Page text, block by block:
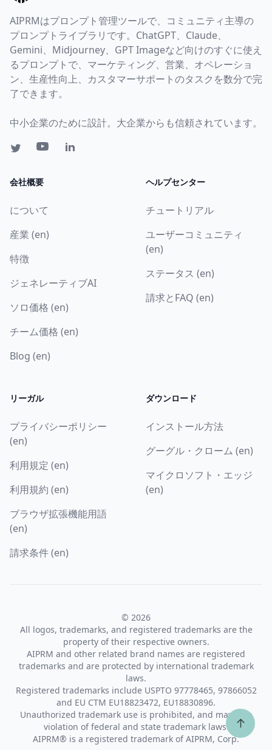
AIPRMはプロンプト管理ツールで、コミュニティ主導の
プロンプトライブラリです。ChatGPT、Claude、
Gemini、Midjourney、GPT Imageなど向けのすぐに使え
るプロンプトで、マーケティング、営業、オペレーショ
ン、生産性向上、カスタマーサポートのタスクを数分で完
了できます。
中小企業のために設計。大企業からも信頼されています。
会社概要
について
産業 (en)
特徴
ジェネレーティブAI
ソロ価格 (en)
チーム価格 (en)
Blog (en)
ヘルプセンター
チュートリアル
ユーザーコミュニティ
(en)
ステータス (en)
請求とFAQ (en)
リーガル
プライバシーポリシー
(en)
利用規定 (en)
利用規約 (en)
ブラウザ拡張機能用語
(en)
請求条件 (en)
ダウンロード
インストール方法
グーグル・クローム (en)
マイクロソフト・エッジ
(en)
© 2026
All logos, trademarks, and registered trademarks are the
property of their respective owners.
AIPRM and other related brand names are registered
trademarks and are protected by international trademark
laws.
Registered trademarks include USPTO 97778465, 97866052
and EU CTM EU18823472, EU18830896.
Unauthorized trademark use is prohibited, and may be a
violation of federal and state trademark laws.
AIPRM® is a registered trademark of AIPRM, Corp.
↑